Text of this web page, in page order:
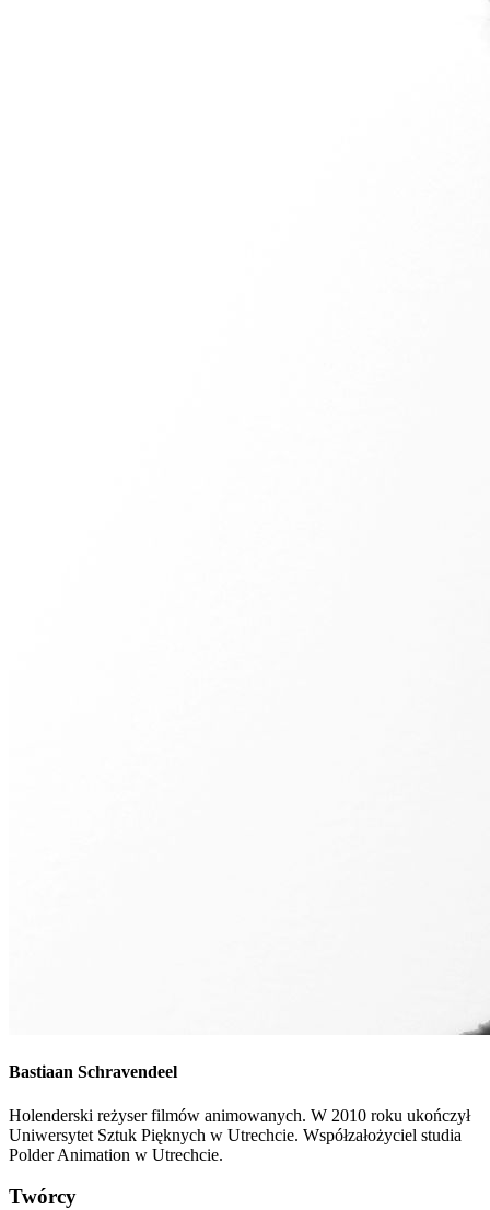
Bastiaan Schravendeel
Holenderski reżyser filmów animowanych. W 2010 roku ukończył
Uniwersytet Sztuk Pięknych w Utrechcie. Współzałożyciel studia
Polder Animation w Utrechcie.
Twórcy